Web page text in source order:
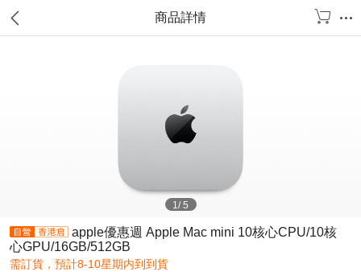
商品詳情
1/5
apple優惠週 Apple Mac mini 10核心CPU/10核
心GPU/16GB/512GB
需訂貨，預計8-10星期内到到貨